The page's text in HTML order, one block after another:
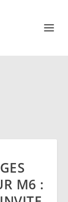
M6 :